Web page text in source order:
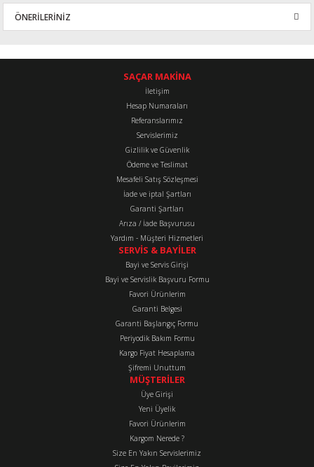
ÖNERİLERİNİZ
konularda yetersiz gördüğünüz noktaları öneri formunu kullanarak
Görüş ve önerileriniz için teşekkür ederiz.
Ürün resmi kalitesiz, bozuk veya görüntülenemiyor.
Ürün bilgilerinde hatalar bulunuyor.
Ürün fiyatı diğer sitelerden daha pahalı.
Bu ürüne benzer farklı alternatifler olmalı.
Gönder
SAÇAR MAKİNA
İletişim
Hesap Numaraları
Referanslarımız
Servislerimiz
Gizlilik ve Güvenlik
Ödeme ve Teslimat
Mesafeli Satış Sözleşmesi
İade ve iptal Şartları
Garanti Şartları
Arıza / İade Başvurusu
Yardım - Müşteri Hizmetleri
SERVİS & BAYİLER
Bayi ve Servis Girişi
Bayi ve Servislik Başvuru Formu
Favori Ürünlerim
Garanti Belgesi
Garanti Başlangıç Formu
Periyodik Bakım Formu
Kargo Fiyat Hesaplama
Şifremi Unuttum
MÜŞTERİLER
Üye Girişi
Yeni Üyelik
Favori Ürünlerim
Kargom Nerede ?
Size En Yakın Servislerimiz